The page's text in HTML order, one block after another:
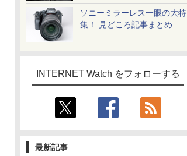
ソニーミラーレス一眼の大特
集！ 見どころ記事まとめ
INTERNET Watch をフォローする
最新記事